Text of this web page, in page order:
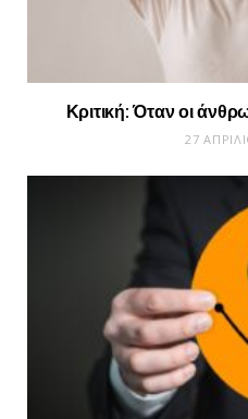
Κριτική: Όταν οι
27